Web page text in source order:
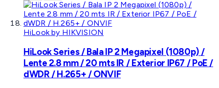
HiLook by HIKVISION
HiLook Series / Bala IP 2 Megapixel (1080p) /
Lente 2.8 mm / 20 mts IR / Exterior IP67 / PoE /
dWDR / H.265+ / ONVIF